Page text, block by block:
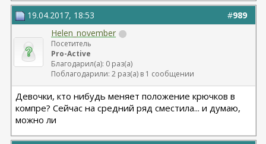
#989
19.04.2017, 18:53
Helen_november
Посетитель
Pro-Active
Благодарил(а): 0 раз(а)
Поблагодарили: 2 раз(а) в 1 сообщении
Девочки, кто нибудь меняет положение крючков в
компре? Сейчас на средний ряд сместила... и думаю,
можно ли